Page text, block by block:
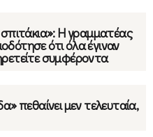
Η γραμματέας
ότι όλα έγιναν
συμφέροντα
πεθαίνει μεν τελευταία,